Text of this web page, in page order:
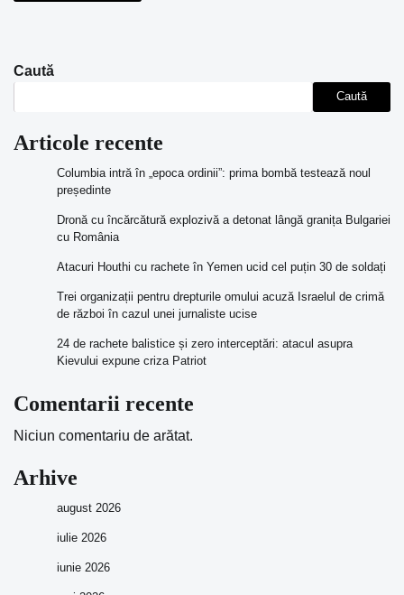
Caută
Caută
Articole recente
Columbia intră în „epoca ordinii”: prima bombă testează noul
președinte
Dronă cu încărcătură explozivă a detonat lângă granița Bulgariei
cu România
Atacuri Houthi cu rachete în Yemen ucid cel puțin 30 de soldați
Trei organizații pentru drepturile omului acuză Israelul de crimă
de război în cazul unei jurnaliste ucise
24 de rachete balistice și zero interceptări: atacul asupra
Kievului expune criza Patriot
Comentarii recente
Niciun comentariu de arătat.
Arhive
august 2026
iulie 2026
iunie 2026